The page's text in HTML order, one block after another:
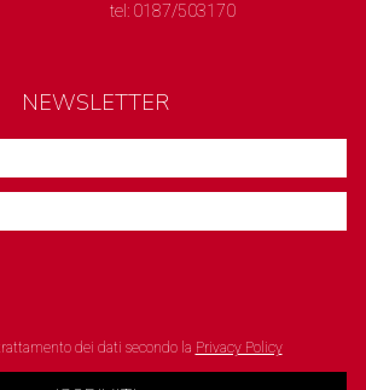
tel: 0187/503170
NEWSLETTER
dei dati secondo la Privacy Policy